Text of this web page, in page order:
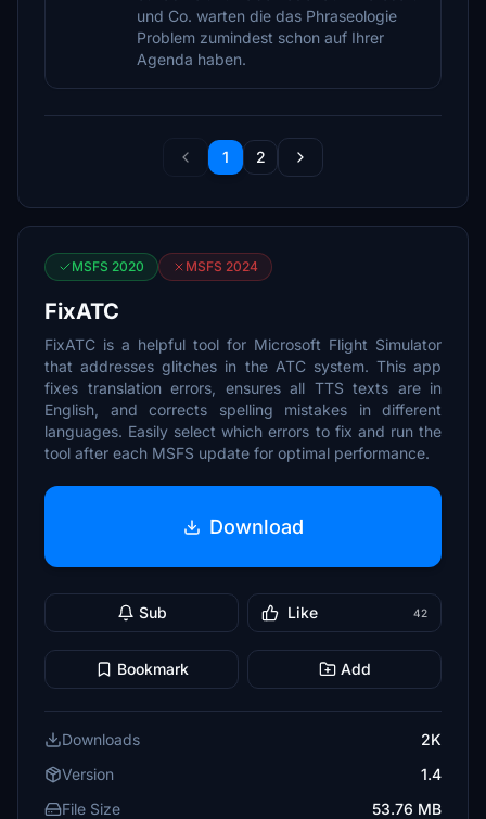
und Co. warten die das Phraseologie
Problem zumindest schon auf Ihrer
Agenda haben.
1 2
MSFS 2020 MSFS 2024
FixATC
FixATC is a helpful tool for Microsoft Flight Simulator
that addresses glitches in the ATC system. This app
fixes translation errors, ensures all TTS texts are in
English, and corrects spelling mistakes in different
languages. Easily select which errors to fix and run the
tool after each MSFS update for optimal performance.
Download
Sub Like 42
Bookmark Add
Downloads
2K
Version
1.4
File Size
53.76 MB